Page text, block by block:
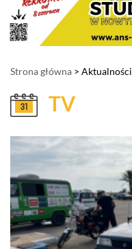
Strona główna > Aktualności
TV